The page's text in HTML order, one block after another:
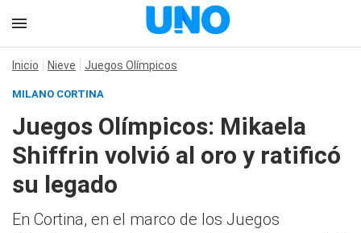
Inicio Nieve Juegos Olímpicos
MILANO CORTINA
Juegos Olímpicos: Mikaela
Shiffrin volvió al oro y ratificó
su legado
En Cortina, en el marco de los Juegos